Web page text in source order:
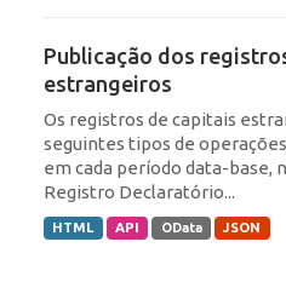
Publicação dos
estrangeiros
Os registros de capitais
seguintes tipos de
em cada período data-base,
Registro Declaratório...
HTML API OData JSON